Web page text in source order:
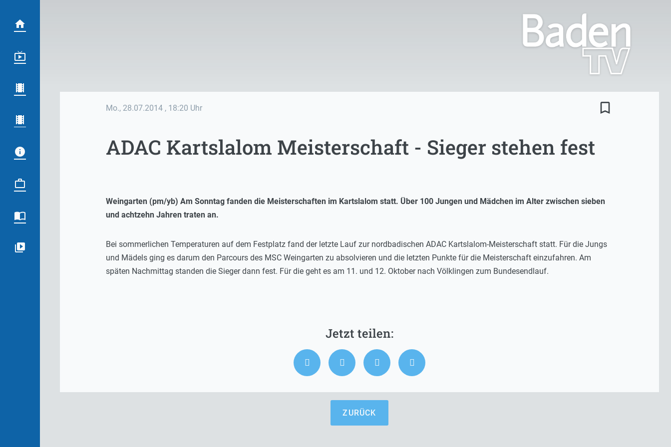
Mo., 28.07.2014 , 18:20 Uhr bookmark_border
ADAC Kartslalom Meisterschaft - Sieger stehen fest
Weingarten (pm/yb) Am Sonntag fanden die Meisterschaften im Kartslalom statt. Über 100 Jungen und Mädchen im Alter zwischen sieben
und achtzehn Jahren traten an.
Bei sommerlichen Temperaturen auf dem Festplatz fand der letzte Lauf zur nordbadischen ADAC Kartslalom-Meisterschaft statt. Für die Jungs
und Mädels ging es darum den Parcours des MSC Weingarten zu absolvieren und die letzten Punkte für die Meisterschaft einzufahren. Am
späten Nachmittag standen die Sieger dann fest. Für die geht es am 11. und 12. Oktober nach Völklingen zum Bundesendlauf.
ZURÜCK